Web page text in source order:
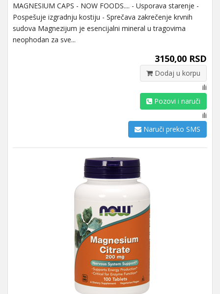
MAGNESIUM CAPS - NOW FOODS.... - Usporava starenje -
Pospešuje izgradnju kostiju - Sprečava zakrečenje krvnih
sudova Magnezijum je esencijalni mineral u tragovima
neophodan za sve...
3150,00 RSD
Dodaj u korpu
ili
Pozovi i naruči
ili
Naruči preko SMS